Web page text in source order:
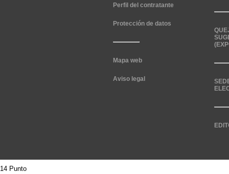
Perfil del contratante
Protección de datos
Mapa web
Aviso legal
14 Punto